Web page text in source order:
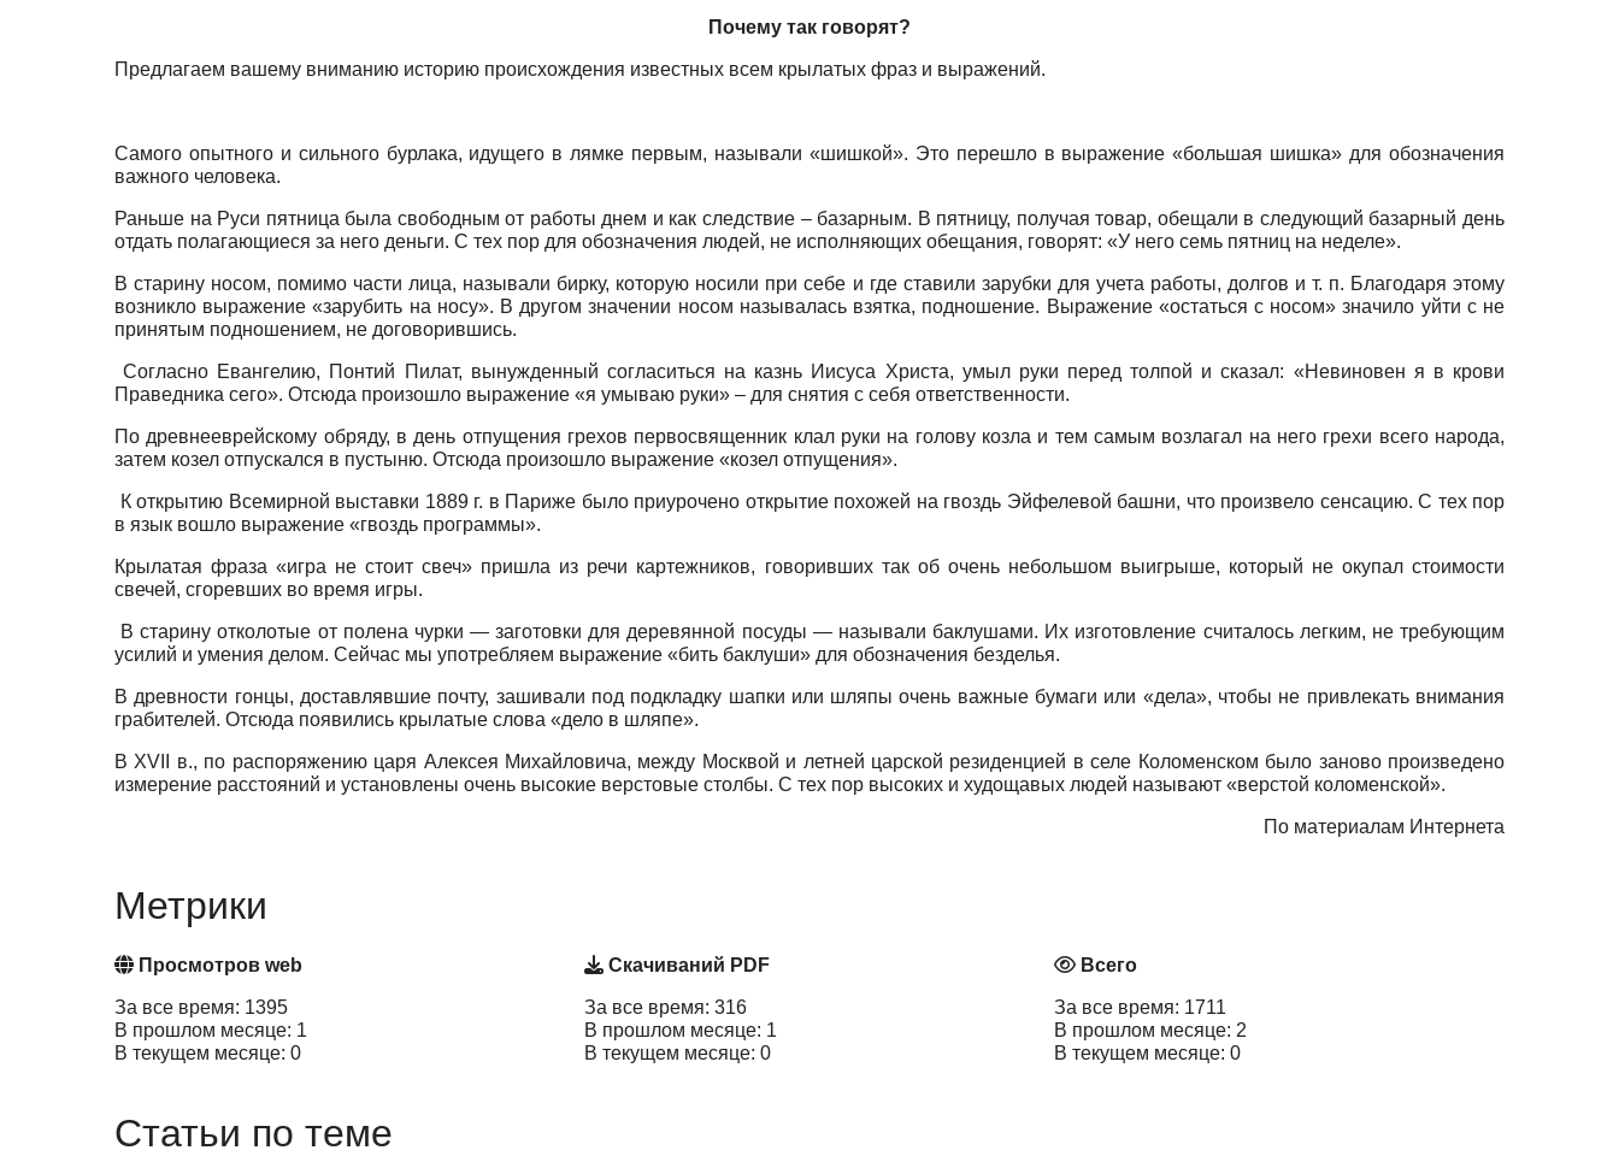
Почему так говорят?
Предлагаем вашему вниманию историю происхождения известных всем крылатых фраз и выражений.
Самого опытного и сильного бурлака, идущего в лямке первым, называли «шишкой». Это перешло в выражение «большая шишка» для обозначения
важного человека.
Раньше на Руси пятница была свободным от работы днем и как следствие – базарным. В пятницу, получая товар, обещали в следующий базарный день
отдать полагающиеся за него деньги. С тех пор для обозначения людей, не исполняющих обещания, говорят: «У него семь пятниц на неделе».
В старину носом, помимо части лица, называли бирку, которую носили при себе и где ставили зарубки для учета работы, долгов и т. п. Благодаря этому
возникло выражение «зарубить на носу». В другом значении носом называлась взятка, подношение. Выражение «остаться с носом» значило уйти с не
принятым подношением, не договорившись.
Согласно Евангелию, Понтий Пилат, вынужденный согласиться на казнь Иисуса Христа, умыл руки перед толпой и сказал: «Невиновен я в крови
Праведника сего». Отсюда произошло выражение «я умываю руки» – для снятия с себя ответственности.
По древнееврейскому обряду, в день отпущения грехов первосвященник клал руки на голову козла и тем самым возлагал на него грехи всего народа,
затем козел отпускался в пустыню. Отсюда произошло выражение «козел отпущения».
К открытию Всемирной выставки 1889 г. в Париже было приурочено открытие похожей на гвоздь Эйфелевой башни, что произвело сенсацию. С тех пор
в язык вошло выражение «гвоздь программы».
Крылатая фраза «игра не стоит свеч» пришла из речи картежников, говоривших так об очень небольшом выигрыше, который не окупал стоимости
свечей, сгоревших во время игры.
В старину отколотые от полена чурки — заготовки для деревянной посуды — называли баклушами. Их изготовление считалось легким, не требующим
усилий и умения делом. Сейчас мы употребляем выражение «бить баклуши» для обозначения безделья.
В древности гонцы, доставлявшие почту, зашивали под подкладку шапки или шляпы очень важные бумаги или «дела», чтобы не привлекать внимания
грабителей. Отсюда появились крылатые слова «дело в шляпе».
В XVII в., по распоряжению царя Алексея Михайловича, между Москвой и летней царской резиденцией в селе Коломенском было заново произведено
измерение расстояний и установлены очень высокие верстовые столбы. С тех пор высоких и худощавых людей называют «верстой коломенской».
По материалам Интернета
Метрики
Просмотров web
За все время: 1395
В прошлом месяце: 1
В текущем месяце: 0
Скачиваний PDF
За все время: 316
В прошлом месяце: 1
В текущем месяце: 0
Всего
За все время: 1711
В прошлом месяце: 2
В текущем месяце: 0
Статьи по теме